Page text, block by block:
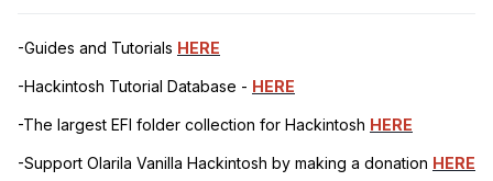
-Guides and Tutorials HERE
-Hackintosh Tutorial Database - HERE
-The largest EFI folder collection for Hackintosh HERE
-Support Olarila Vanilla Hackintosh by making a donation HERE